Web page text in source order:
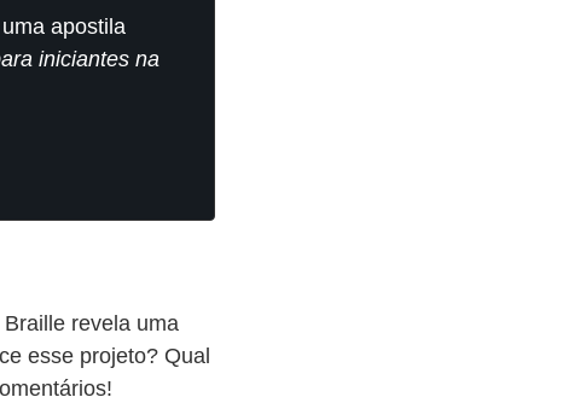
apostila
iniciantes na
revela uma
esse projeto? Qual